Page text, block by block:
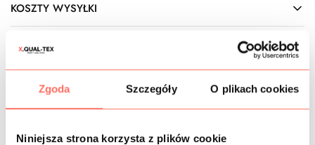
Zgoda Szczegóły O plikach cookies
Niniejsza strona korzysta z plików cookie
KOSZTY WYSYŁKI
OPIS
wyjątkowych, modowych kreacji w stylu high fashion.
Wyróżnia się nieco wyższą sztywnością, co pozwala na
form, wręcz konstrukcji odstających od ciała. Doskonale